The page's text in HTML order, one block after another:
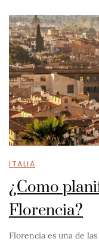
ITALIA
¿Como
Florencia?
Florencia es una de